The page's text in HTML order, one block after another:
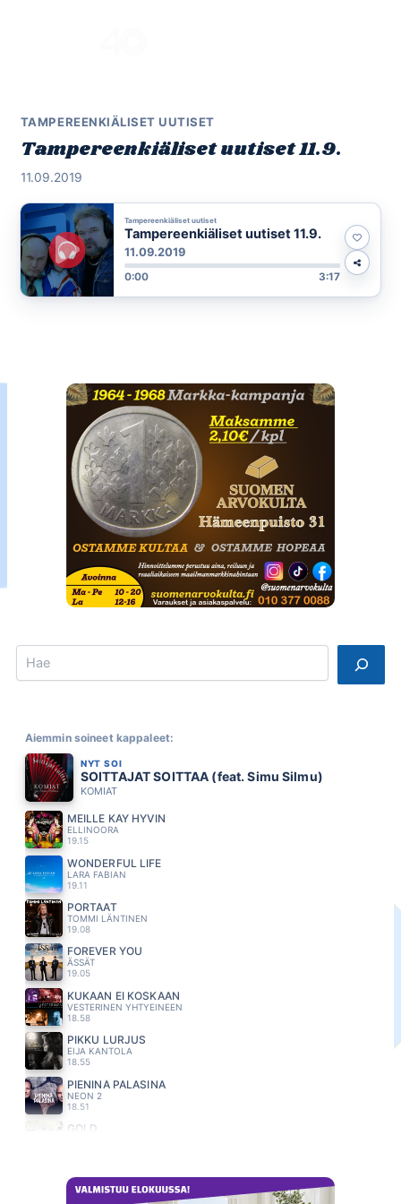
TAMPEREENKIÄLISET UUTISET
Tampereenkiäliset uutiset 11.9.
11.09.2019
Tampereenkiäliset uutiset
Tampereenkiäliset uutiset 11.9.
11.09.2019
0:00 3:17
Search
Aiemmin soineet kappaleet:
NYT SOI
SOITTAJAT SOITTAA (feat. Simu Silmu)
KOMIAT
MEILLE KÄY HYVIN
ELLINOORA
19.15
WONDERFUL LIFE
LARA FABIAN
19.11
PORTAAT
TOMMI LÄNTINEN
19.08
FOREVER YOU
ÄSSÄT
19.05
KUKAAN EI KOSKAAN
VESTERINEN YHTYEINEEN
18.58
PIKKU LURJUS
EIJA KANTOLA
18.55
PIENINÄ PALASINA
NEON 2
18.51
GOLD
TAPANI KANSA
18.44